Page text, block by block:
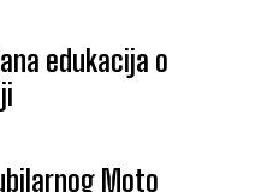
edukacija o
Moto